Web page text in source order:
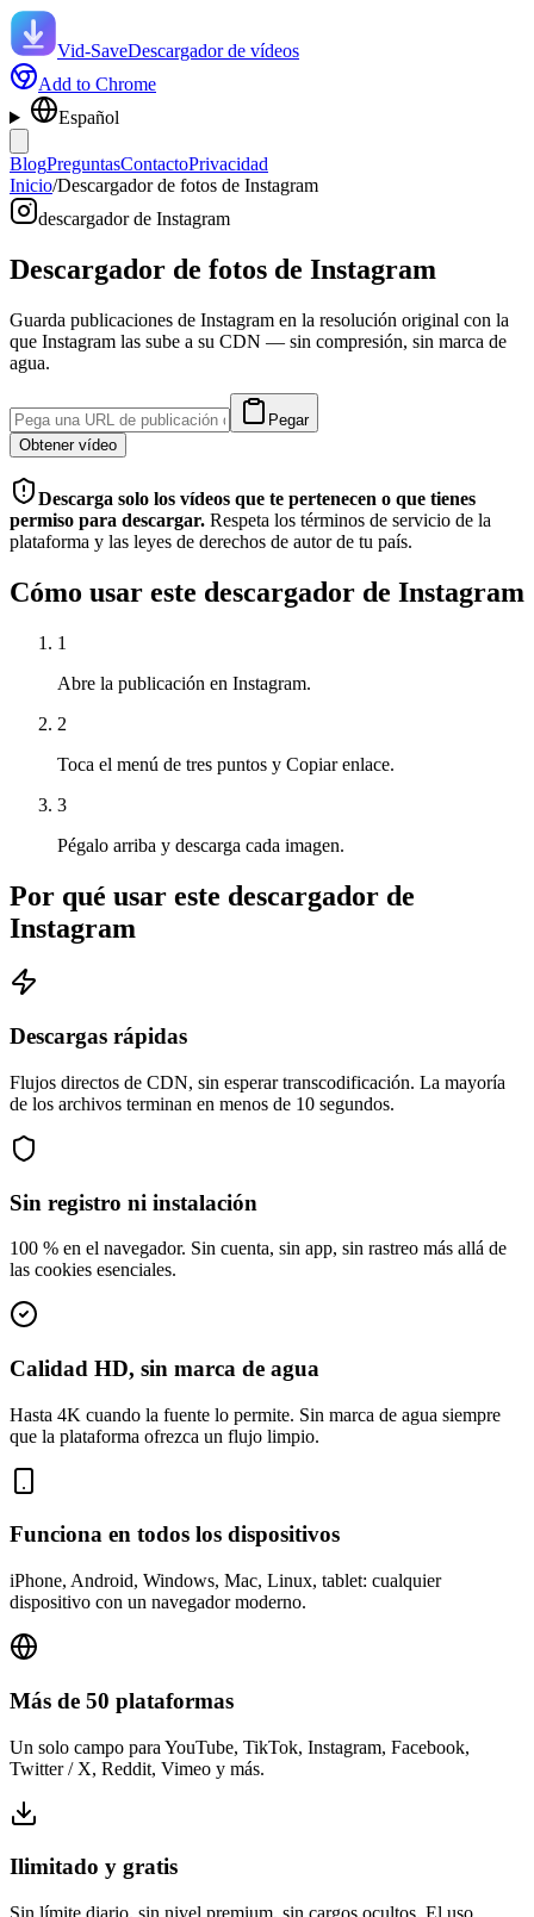
Vid-SaveDescargador de vídeos
Add to Chrome
Español
BlogPreguntasContactoPrivacidad
Inicio/Descargador de fotos de Instagram
descargador de Instagram
Descargador de fotos de Instagram
Guarda publicaciones de Instagram en la resolución original con la
que Instagram las sube a su CDN — sin compresión, sin marca de
agua.
Pegar
Obtener vídeo
Descarga solo los vídeos que te pertenecen o que tienes
permiso para descargar. Respeta los términos de servicio de la
plataforma y las leyes de derechos de autor de tu país.
Cómo usar este descargador de Instagram
1
Abre la publicación en Instagram.
2
Toca el menú de tres puntos y Copiar enlace.
3
Pégalo arriba y descarga cada imagen.
Por qué usar este descargador de
Instagram
Descargas rápidas
Flujos directos de CDN, sin esperar transcodificación. La mayoría
de los archivos terminan en menos de 10 segundos.
Sin registro ni instalación
100 % en el navegador. Sin cuenta, sin app, sin rastreo más allá de
las cookies esenciales.
Calidad HD, sin marca de agua
Hasta 4K cuando la fuente lo permite. Sin marca de agua siempre
que la plataforma ofrezca un flujo limpio.
Funciona en todos los dispositivos
iPhone, Android, Windows, Mac, Linux, tablet: cualquier
dispositivo con un navegador moderno.
Más de 50 plataformas
Un solo campo para YouTube, TikTok, Instagram, Facebook,
Twitter / X, Reddit, Vimeo y más.
Ilimitado y gratis
Sin límite diario, sin nivel premium, sin cargos ocultos. El uso